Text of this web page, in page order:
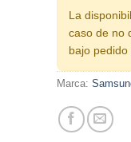
La
caso de no
bajo
Marca: